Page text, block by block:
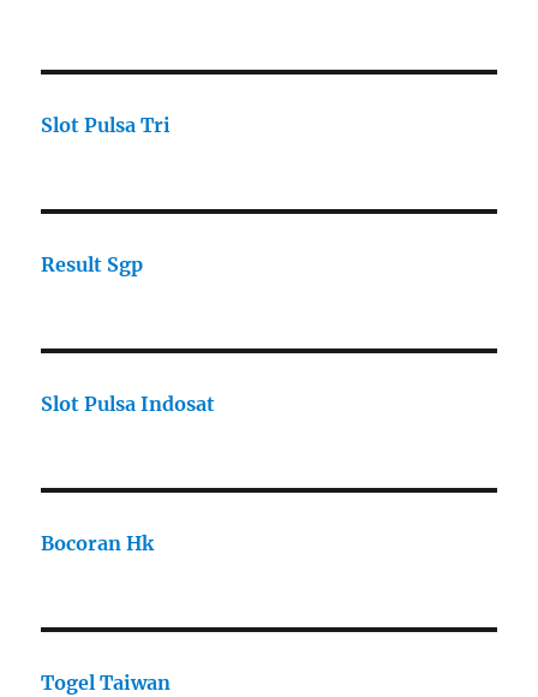
Slot Pulsa Tri
Result Sgp
Slot Pulsa Indosat
Bocoran Hk
Togel Taiwan